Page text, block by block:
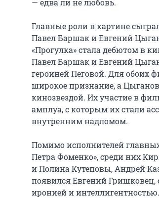
— едва ли не любовь.
Главные роли в картине
Павел Баршак и Евгений
«Прогулка» стала дебютом в
Павел Баршак и Евгений
героиней Пеговой. Для обоих
широкое признание, а
кинозвездой. Их участие в
амплуа, с которым их стали
внутренним надломом.
Помимо исполнителей
Петра Фоменко», среди них
и Полина Кутеповы, Андрей
появился Евгений
иронией и интеллигентностью.